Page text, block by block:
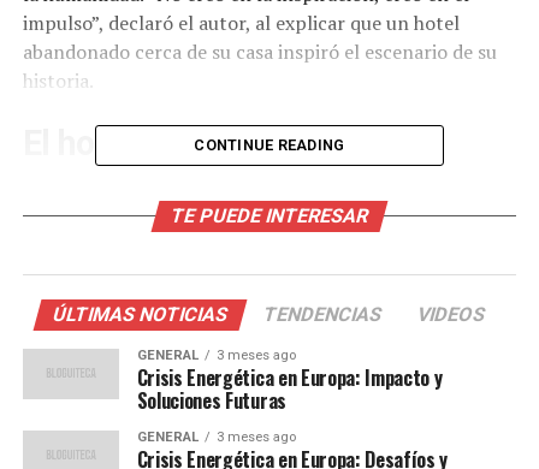
impulso”, declaró el autor, al explicar que un hotel
abandonado cerca de su casa inspiró el escenario de su
historia.
El horror en la literatura de
Saccomanno
Saccomanno, quien sostiene que tanto el bien como el
mal coexisten en el ser humano. “Mi planteo es descreer
del bien y del mal, salir de ese maniqueísmo”, afirmó,
citando al escritor uruguayo Juan Carlos Onetti.
Saccomanno argumenta que el capitalismo ha
exacerbado el individualismo, erosionando la solidaridad.
CONTINUE READING
TE PUEDE INTERESAR
ÚLTIMAS NOTICIAS TENDENCIAS VIDEOS
GENERAL 3 meses ago
Crisis Energética en Europa: Impacto y
Soluciones Futuras
GENERAL 3 meses ago
Crisis Energética en Europa: Desafíos y